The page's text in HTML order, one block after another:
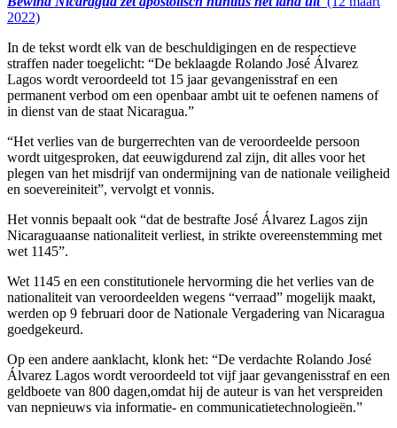
2022)
In de tekst wordt elk van de beschuldigingen en de respectieve
straffen nader toegelicht: “De beklaagde Rolando José Álvarez
Lagos wordt veroordeeld tot 15 jaar gevangenisstraf en een
permanent verbod om een openbaar ambt uit te oefenen namens of
in dienst van de staat Nicaragua.”
“Het verlies van de burgerrechten van de veroordeelde persoon
wordt uitgesproken, dat eeuwigdurend zal zijn, dit alles voor het
plegen van het misdrijf van ondermijning van de nationale veiligheid
en soevereiniteit”, vervolgt et vonnis.
Het vonnis bepaalt ook “dat de bestrafte José Álvarez Lagos zijn
Nicaraguaanse nationaliteit verliest, in strikte overeenstemming met
wet 1145”.
Wet 1145 en een constitutionele hervorming die het verlies van de
nationaliteit van veroordeelden wegens “verraad” mogelijk maakt,
werden op 9 februari door de Nationale Vergadering van Nicaragua
goedgekeurd.
Op een andere aanklacht, klonk het: “De verdachte Rolando José
Álvarez Lagos wordt veroordeeld tot vijf jaar gevangenisstraf en een
geldboete van 800 dagen,omdat hij de auteur is van het verspreiden
van nepnieuws via informatie- en communicatietechnologieën.”